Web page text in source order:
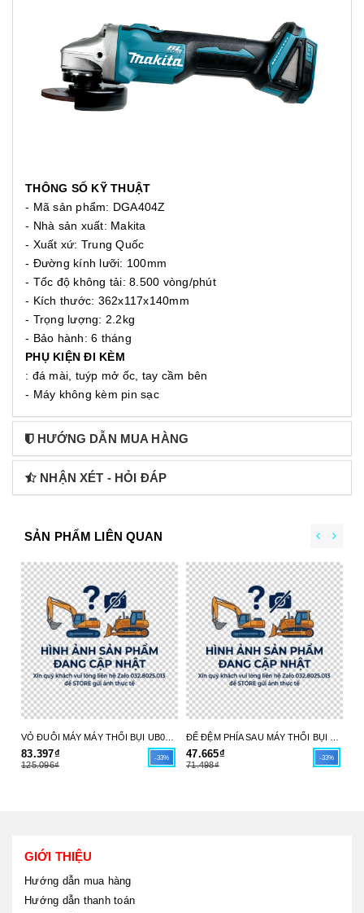
THÔNG SỐ KỸ THUẬT
- Mã sản phẩm: DGA404Z
- Nhà sản xuất: Makita
- Xuất xứ: Trung Quốc
- Đường kính lưỡi: 100mm
- Tốc độ không tải: 8.500 vòng/phút
- Kích thước: 362x117x140mm
- Trọng lượng: 2.2kg
- Bảo hành: 6 tháng
PHỤ KIỆN ĐI KÈM
: đá mài, tuýp mở ốc, tay cầm bên
- Máy không kèm pin sạc
HƯỚNG DẪN MUA HÀNG
NHẬN XÉT - HỎI ĐÁP
SẢN PHẨM LIÊN QUAN
VỎ ĐUÔI MÁY MÁY THỔI BỤI UB004C 413X98-6 MAKITA - HÀNG CHÍNH HÃNG
83.397₫
125.096₫
-33%
ĐẾ ĐỆM PHÍA SAU MÁY THỔI BỤI UB004C 413X97-8 MAKITA - HÀNG CHÍNH HÃNG
47.665₫
71.498₫
-33%
GIỚI THIỆU
Hướng dẫn mua hàng
Hướng dẫn thanh toán